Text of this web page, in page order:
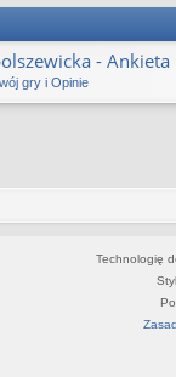
- Ankieta
gry i Opinie
Technologię